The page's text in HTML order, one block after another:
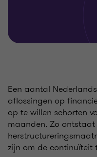
Een aantal
aflossingen op
op te willen schorten
maanden. Zo
zijn om de continuïteit